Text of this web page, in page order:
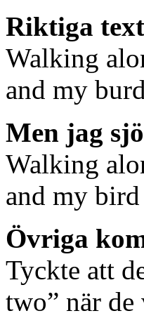
Riktiga
Walking
and my
Men jag
Walking
and my
Övriga
Tyckte att
two” när de